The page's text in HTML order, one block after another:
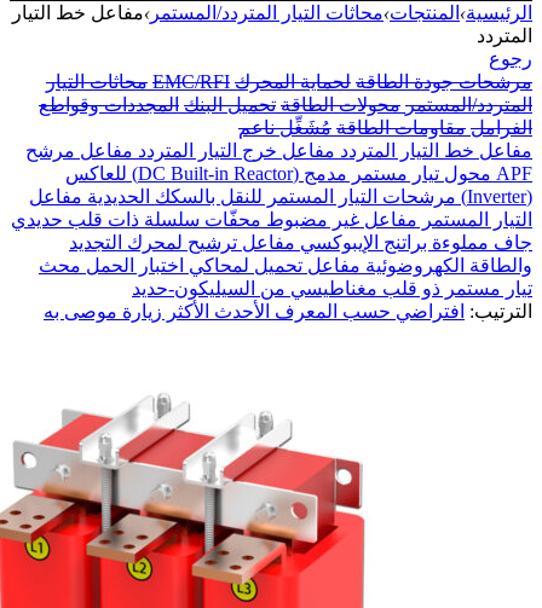
الرئيسية› المنتجات›محاثات التيار المتردد/المستمر ›مفاعل خط التيار
المتردد
رجوع
مرشحات جودة الطاقة لحماية المحرك EMC/RFI محاثات التيار
المتردد/المستمر محولات الطاقة تحميل البنك المجددات وقواطع
الفرامل مقاومات الطاقة مُشَغِّل ناعم
مفاعل خط التيار المتردد مفاعل خرج التيار المتردد مفاعل مرشح
APF
محول تيار مستمر مدمج (DC Built-in Reactor) للعاكس
(Inverter)
مرشحات التيار المستمر للنقل بالسكك الحديدية مفاعل
التيار المستمر مفاعل غير مضبوط محفّات سلسلة ذات قلب حديدي
جاف مملوءة براتنج الإيبوكسي مفاعل ترشيح لمحرك التجديد
والطاقة الكهروضوئية مفاعل تحميل لمحاكي اختبار الحمل محث
تيار مستمر ذو قلب مغناطيسي من السيليكون-حديد
الترتيب: افتراضي حسب المعرف الأحدث الأكثر زيارة موصى به